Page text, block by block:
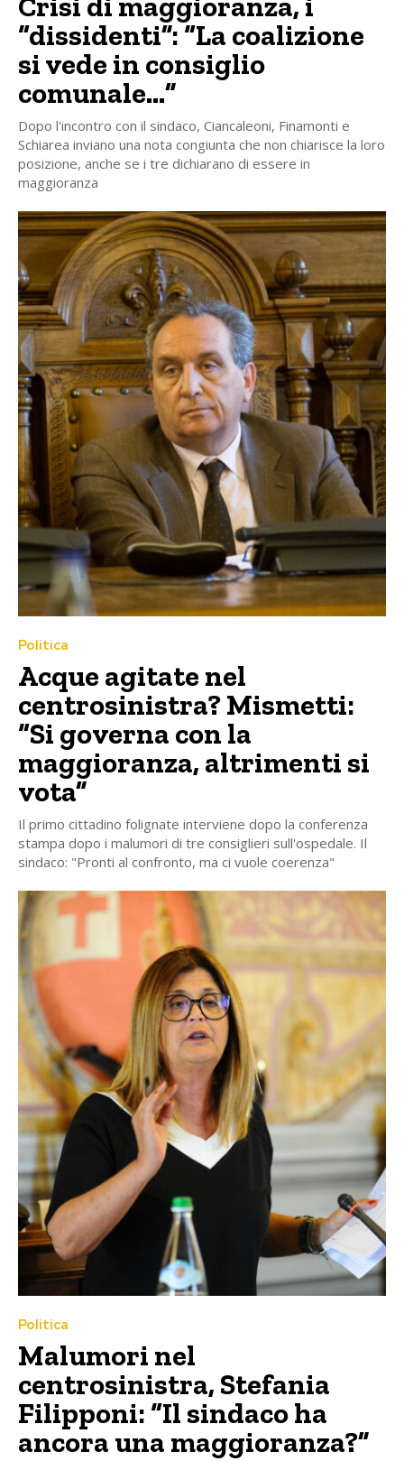
“dissidenti”: “La coalizione
si vede in consiglio
comunale…”
Dopo l'incontro con il sindaco, Ciancaleoni, Finamonti e
Schiarea inviano una nota congiunta che non chiarisce la loro
posizione, anche se i tre dichiarano di essere in
maggioranza
Politica
Acque agitate nel
centrosinistra? Mismetti:
“Si governa con la
maggioranza, altrimenti si
vota”
Il primo cittadino folignate interviene dopo la conferenza
stampa dopo i malumori di tre consiglieri sull'ospedale. Il
sindaco: "Pronti al confronto, ma ci vuole coerenza"
Politica
Malumori nel
centrosinistra, Stefania
Filipponi: “Il sindaco ha
ancora una maggioranza?”